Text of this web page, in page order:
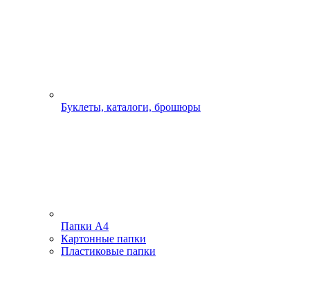
Буклеты, каталоги, брошюры
Папки А4
Картонные папки
Пластиковые папки